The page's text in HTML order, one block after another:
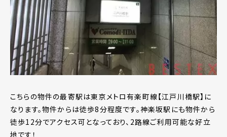
こちらの物件の最寄駅は東京メトロ有楽町線【江戸川橋駅】に
なります。物件からは徒歩8分程度です。神楽坂駅にも物件から
徒歩12分でアクセス可となっており、2路線ご利用可能な好立
地です！